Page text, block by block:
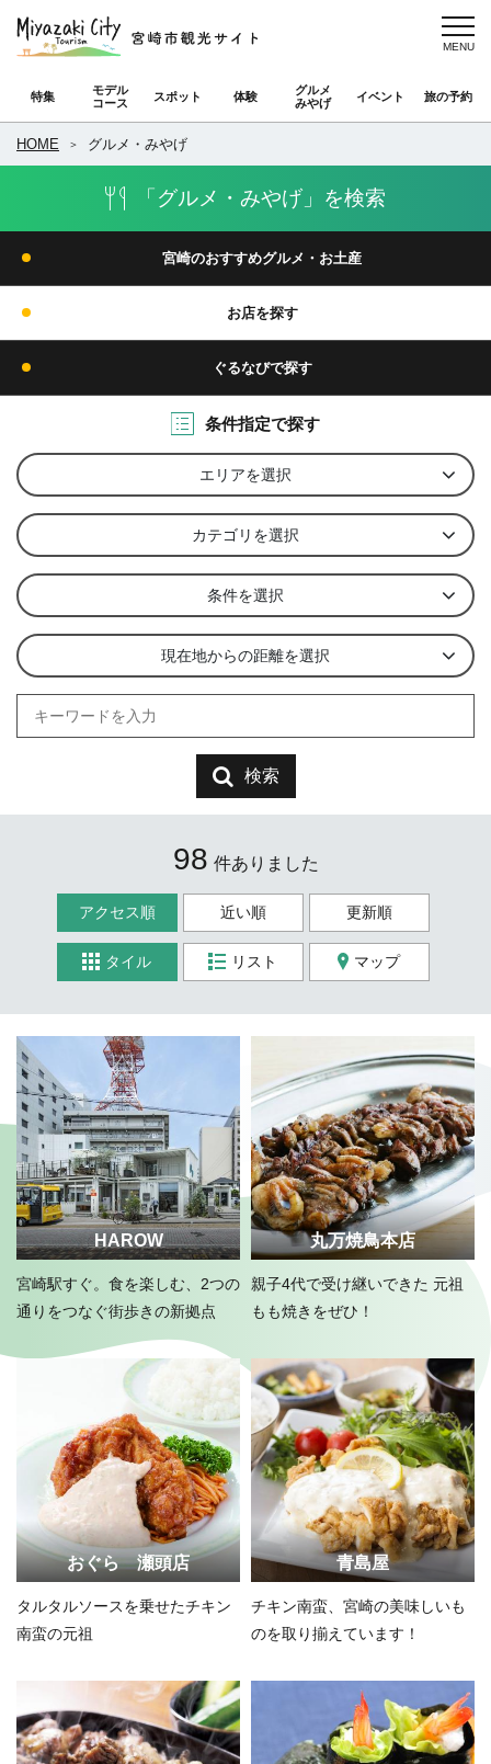
特集
モデル
コース
スポット 体験
グルメ
みやげ
イベント 旅の予約
HOME グルメ・みやげ
「グルメ・みやげ」を検索
宮崎のおすすめグルメ・お土産
お店を探す
ぐるなびで探す
条件指定で探す
エリアを選択
カテゴリを選択
条件を選択
現在地からの距離を選択
検索
98 件ありました
アクセス順 近い順 更新順
タイル リスト マップ
HAROW
宮崎駅すぐ。食を楽しむ、2つの
通りをつなぐ街歩きの新拠点
丸万焼鳥本店
親子4代で受け継いできた 元祖
もも焼きをぜひ！
おぐら 瀬頭店
タルタルソースを乗せたチキン
南蛮の元祖
青島屋
チキン南蛮、宮崎の美味しいも
のを取り揃えています！